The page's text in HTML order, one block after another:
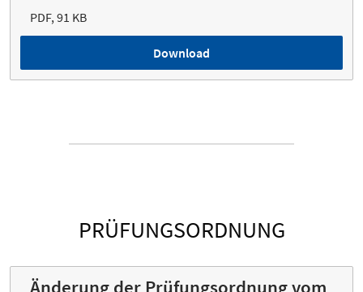
PDF, 91 KB
Download
PRÜFUNGSORDNUNG
Änderung der Prüfungsordnung vom